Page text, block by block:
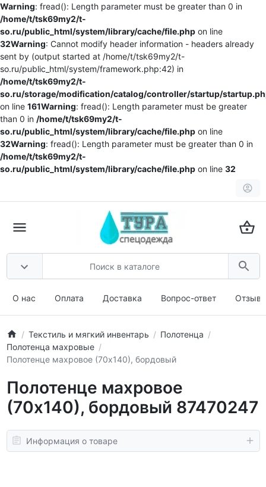
Warning: fread(): Length parameter must be greater than 0 in
/home/t/tsk69my2/t-
so.ru/public_html/system/library/cache/file.php on line
32Warning: Cannot modify header information - headers already
sent by (output started at /home/t/tsk69my2/t-
so.ru/public_html/system/framework.php:42) in
/home/t/tsk69my2/t-
so.ru/storage/modification/catalog/controller/startup/
on line 161Warning: fread(): Length parameter must be greater
than 0 in /home/t/tsk69my2/t-
so.ru/public_html/system/library/cache/file.php on line
32Warning: fread(): Length parameter must be greater than 0 in
/home/t/tsk69my2/t-
so.ru/public_html/system/library/cache/file.php on line 32
О нас Оплата Доставка Вопрос-ответ
Текстиль и мягкий инвентарь
Полотенца
Полотенца махровые
Полотенце махровое (70х140), бордовый
Полотенце махровое
(70х140), бордовый 87470247
Информация о товаре